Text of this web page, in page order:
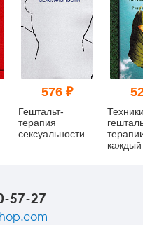
576 ₽
Гештальт-
терапия
сексуальности
57-27